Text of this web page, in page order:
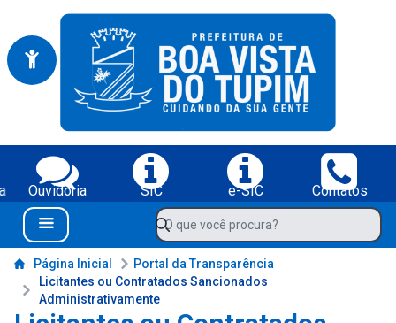
Portal da Prefeitura Municipal de Boa Vista do Tupim-BA
Serviços da Prefeitura Municipal de Boa Vista do Tupim-BA;
Ouvidoria SIC e-SIC
Contatos
Navegue pelo portal da Prefeitura de Boa Vista do Tupim-BA
Menu Bar
O que você procura?
Conteúdo da Prefeitura de Boa Vista do Tupim-BA
Página Inicial
Portal da Transparência
Licitantes ou Contratados Sancionados
Administrativamente